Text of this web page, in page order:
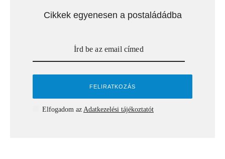
Cikkek egyenesen a postaládádba
Elfogadom az Adatkezelési tájékoztatót